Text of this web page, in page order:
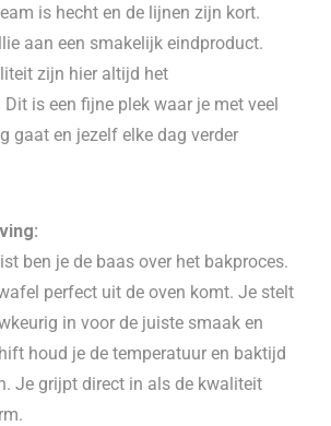
is hecht en de lijnen zijn kort.
aan een smakelijk eindproduct.
zijn hier altijd het
is een fijne plek waar je met veel
gaat en jezelf elke dag verder
ben je de baas over het bakproces.
perfect uit de oven komt. Je stelt
in voor de juiste smaak en
houd je de temperatuur en baktijd
Je grijpt direct in als de kwaliteit